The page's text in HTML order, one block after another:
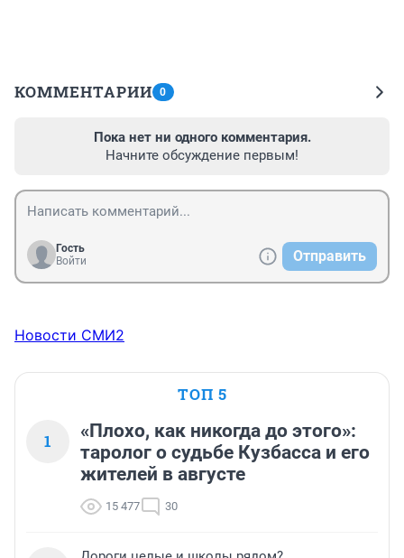
КОММЕНТАРИИ 0
Пока нет ни одного комментария.
Начните обсуждение первым!
Гость
Войти
Отправить
Новости СМИ2
ТОП 5
1
«Плохо, как никогда до этого»:
таролог о судьбе Кузбасса и его
жителей в августе
15 477 30